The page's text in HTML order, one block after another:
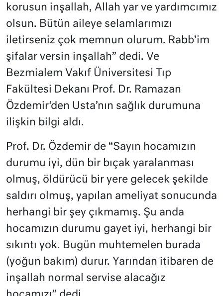
korusun inşallah, Allah yar ve yardımcımız
olsun. Bütün aileye selamlarımızı
iletirseniz çok memnun olurum. Rabb’im
şifalar versin inşallah” dedi. Ve
Bezmialem Vakıf Üniversitesi Tıp
Fakültesi Dekanı Prof. Dr. Ramazan
Özdemir’den Usta’nın sağlık durumuna
ilişkin bilgi aldı.
Prof. Dr. Özdemir de “Sayın hocamızın
durumu iyi, dün bir bıçak yaralanması
olmuş, öldürücü bir yere gelecek şekilde
saldırı olmuş, yapılan ameliyat sonucunda
herhangi bir şey çıkmamış. Şu anda
hocamızın durumu gayet iyi, herhangi bir
sıkıntı yok. Bugün muhtemelen burada
(yoğun bakım) durur. Yarından itibaren de
inşallah normal servise alacağız